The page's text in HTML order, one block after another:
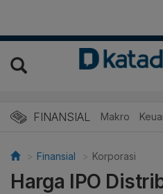
FINANSIAL Makro
Finansial Korporasi
Harga IPO